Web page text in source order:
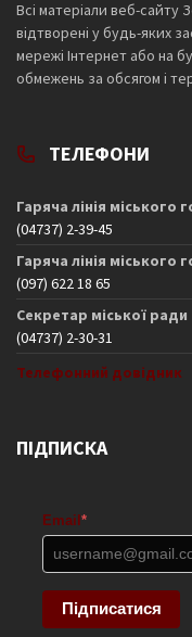
Всі матеріали веб-сайту
відтворені у будь-яких
мережі Інтернет або на
обмежень за обсягом і
ТЕЛЕФОНИ
Гаряча лінія міського
(04737) 2-39-45
Гаряча лінія міського
(097) 622 18 65
Секретар міської ради
(04737) 2-30-31
Телефонний довідник
ПІДПИСКА
Email*
Підписатися